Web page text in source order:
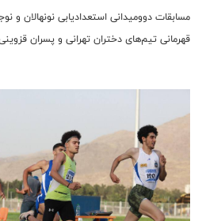
مسابقات دوومیدانی استعدادیابی نونهالان و
قهرمانی تیم‌های دختران تهرانی و پسران